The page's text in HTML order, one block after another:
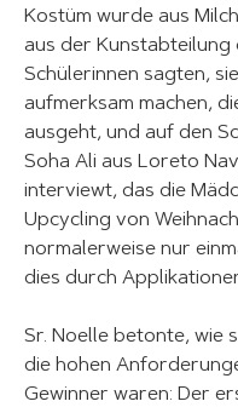
Kostüm wurde aus
aus der Kunstabteilung
Schülerinnen sagten,
aufmerksam machen,
ausgeht, und auf den
Soha Ali aus Loreto
interviewt, das die
Upcycling von
normalerweise nur
dies durch
Sr. Noelle betonte, wie
die hohen
Gewinner waren: Der